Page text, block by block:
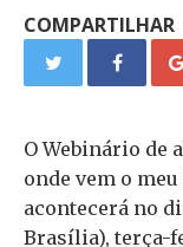
COMPARTILHAR
O Webinário de
onde vem o
acontecerá no
Brasília), terça-